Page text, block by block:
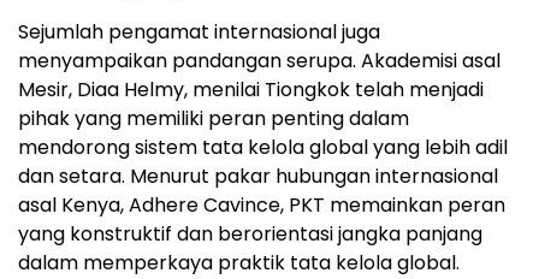
Sejumlah pengamat internasional juga
menyampaikan pandangan serupa. Akademisi asal
Mesir, Diaa Helmy, menilai Tiongkok telah menjadi
pihak yang memiliki peran penting dalam
mendorong sistem tata kelola global yang lebih adil
dan setara. Menurut pakar hubungan internasional
asal Kenya, Adhere Cavince, PKT memainkan peran
yang konstruktif dan berorientasi jangka panjang
dalam memperkaya praktik tata kelola global.